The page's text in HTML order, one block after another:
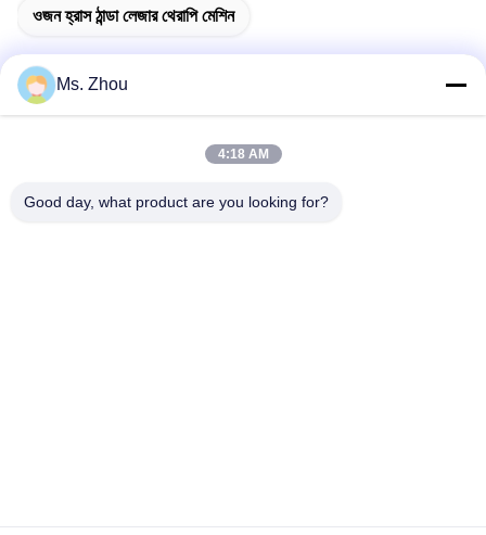
ওজন হ্রাস ঠান্ডা লেজার থেরাপি মেশিন
ঠিকানা
Ms. Zhou
4:18 AM
Good day, what product are you looking for?